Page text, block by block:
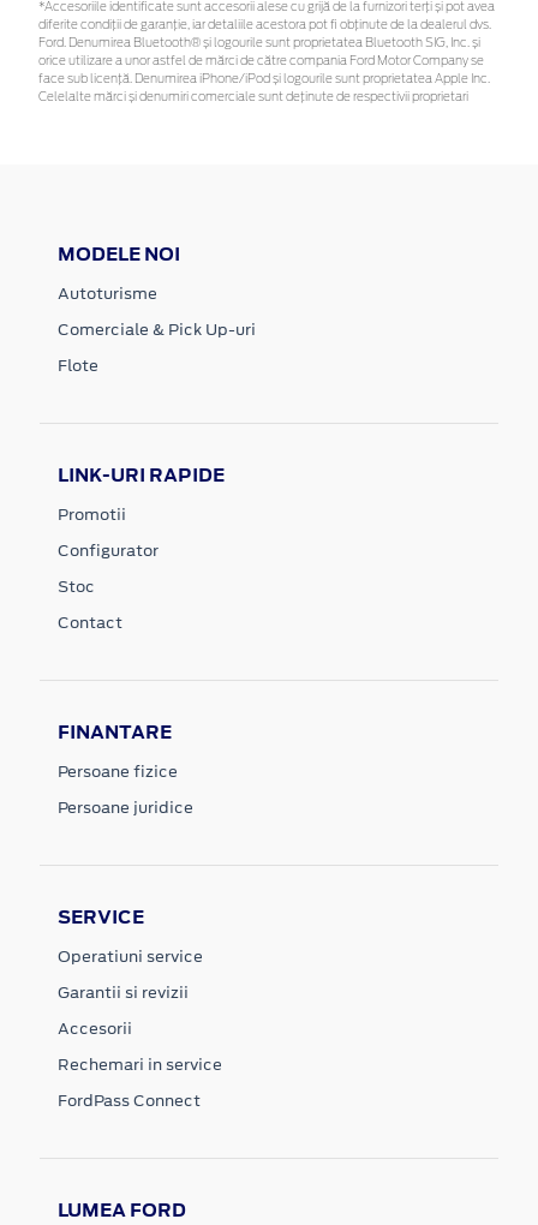
*Accesoriile identificate sunt accesorii alese cu grijă de la furnizori terți și pot avea
diferite condiții de garanție, iar detaliile acestora pot fi obținute de la dealerul dvs.
Ford. Denumirea Bluetooth® și logourile sunt proprietatea Bluetooth SIG, Inc. și
orice utilizare a unor astfel de mărci de către compania Ford Motor Company se
face sub licență. Denumirea iPhone/iPod și logourile sunt proprietatea Apple Inc.
Celelalte mărci și denumiri comerciale sunt deținute de respectivii proprietari
MODELE NOI
Autoturisme
Comerciale & Pick Up-uri
Flote
LINK-URI RAPIDE
Promotii
Configurator
Stoc
Contact
FINANTARE
Persoane fizice
Persoane juridice
SERVICE
Operatiuni service
Garantii si revizii
Accesorii
Rechemari in service
FordPass Connect
LUMEA FORD